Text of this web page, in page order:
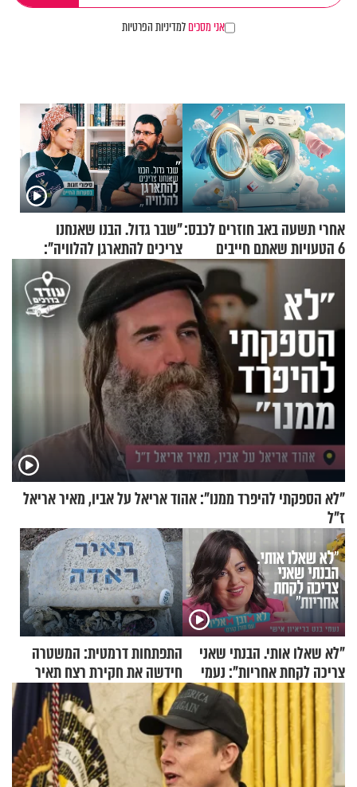
אני מסכיםלמדיניות הפרטיות
אחרי תשעה באב חוזרים לכבס:
6 הטעויות שאתם חייבים
להפסיק לעשות
"שבר גדול. הבנו שאנחנו
צריכים להתארגן להלוויה":
זוגיות במבחן, הפעם עם מרים
וגד דנינו
"לא הספקתי להיפרד ממנו": אהוד אריאל על אביו, מאיר אריאל
ז"ל
"לא שאלו אותי. הבנתי שאני
צריכה לקחת אחריות": נעמי
בנט בריאיון אישי
התפתחות דרמטית: המשטרה
חידשה את חקירת רצח תאיר
ראדה